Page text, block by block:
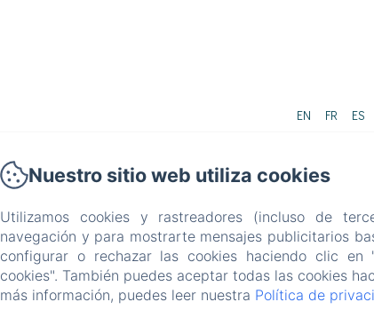
EN FR ES
Nuestro sitio web utiliza cookies
Utilizamos cookies y rastreadores (incluso de
navegación y para mostrarte mensajes publicitarios
configurar o rechazar las cookies haciendo clic en
cookies". También puedes aceptar todas las cookies
más información, puedes leer nuestra Política de